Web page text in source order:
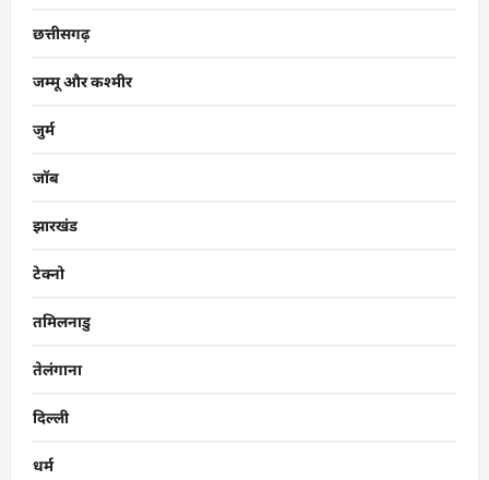
छत्तीसगढ़
जम्मू और कश्मीर
जुर्म
जॉब
झारखंड
टेक्नो
तमिलनाडु
तेलंगाना
दिल्ली
धर्म